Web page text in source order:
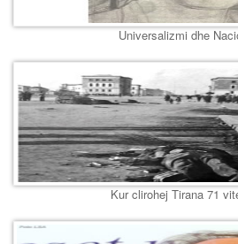
Universalizmi dhe
Kur clirohej Tirana 71